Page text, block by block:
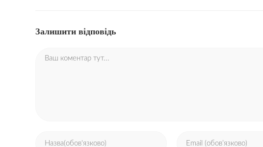
Залишити відповідь